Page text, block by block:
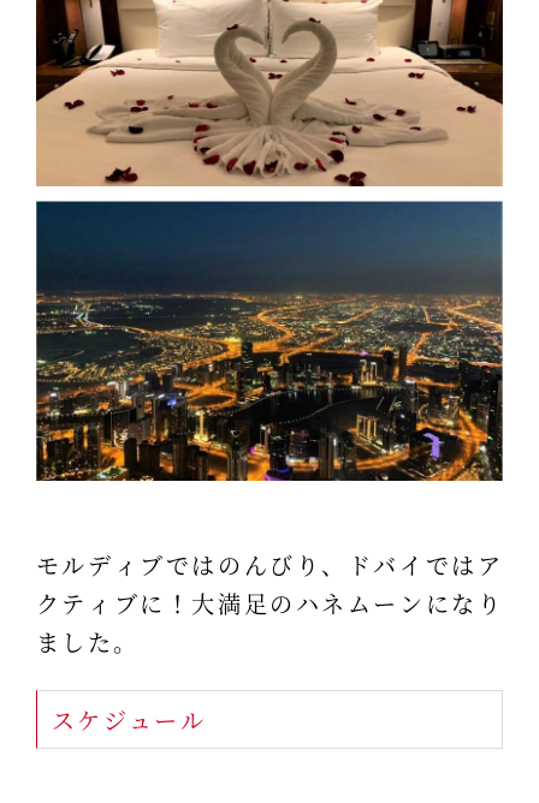
モルディブではのんびり、ドバイではア
クティブに！大満足のハネムーンになり
ました。
スケジュール